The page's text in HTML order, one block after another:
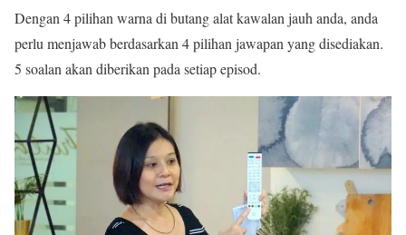
Dengan 4 pilihan warna di butang alat kawalan jauh anda, anda
perlu menjawab berdasarkan 4 pilihan jawapan yang disediakan.
5 soalan akan diberikan pada setiap episod.